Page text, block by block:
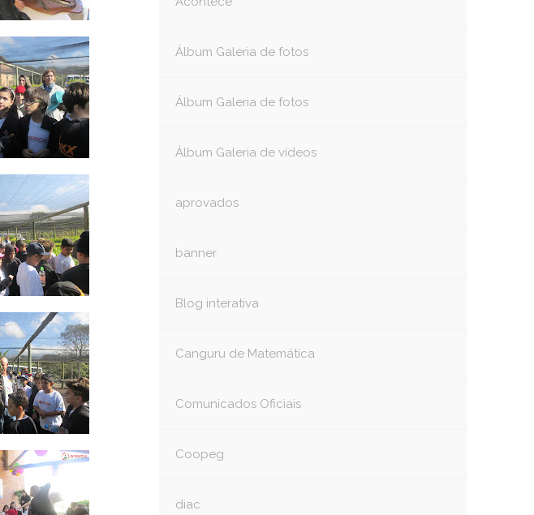
Álbum Galeria de fotos
Álbum Galeria de fotos
Álbum Galeria de vídeos
aprovados
banner
Blog interativa
Canguru de Matemática
Comunicados Oficiais
Coopeg
diac